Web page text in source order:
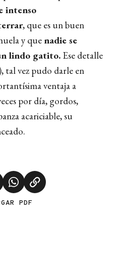
intenso
, que es un buen
y que nadie se
lindo gatito. Ese detalle
tal vez pudo darle en
ventaja a
por día, gordos,
acariciable, su
PDF